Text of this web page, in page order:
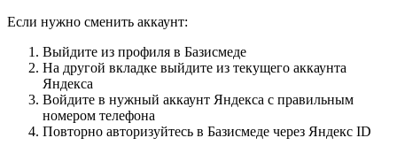
Если нужно сменить аккаунт:
Выйдите из профиля в Базисмеде
На другой вкладке выйдите из текущего аккаунта
Яндекса
Войдите в нужный аккаунт Яндекса с правильным
номером телефона
Повторно авторизуйтесь в Базисмеде через Яндекс ID